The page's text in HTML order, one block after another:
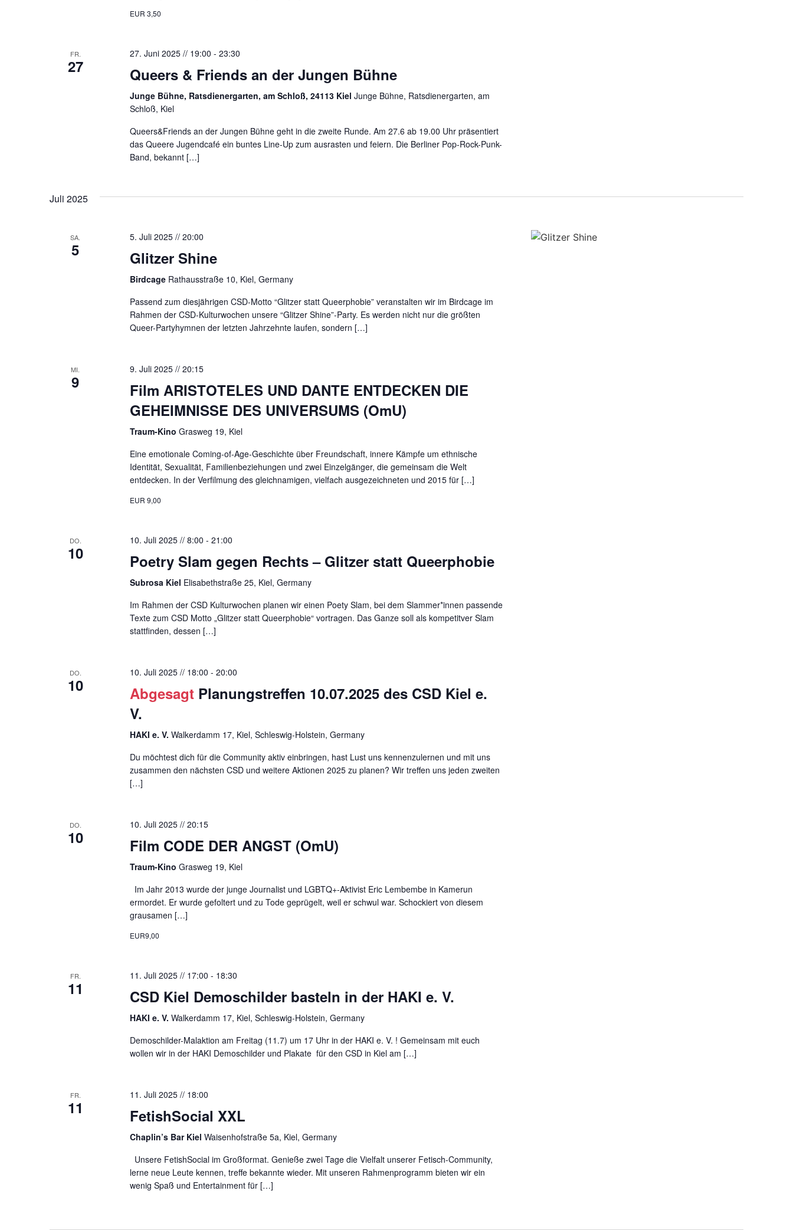
EUR 3,50
FR.
27
27. Juni 2025 // 19:00 - 23:30
Queers & Friends an der Jungen Bühne
Junge Bühne, Ratsdienergarten, am Schloß, 24113 Kiel Junge Bühne, Ratsdienergarten, am
Schloß, Kiel
Queers&Friends an der Jungen Bühne geht in die zweite Runde. Am 27.6 ab 19.00 Uhr präsentiert
das Queere Jugendcafé ein buntes Line-Up zum ausrasten und feiern. Die Berliner Pop-Rock-Punk-
Band, bekannt […]
Juli 2025
SA.
5
5. Juli 2025 // 20:00
Glitzer Shine
Birdcage Rathausstraße 10, Kiel, Germany
Passend zum diesjährigen CSD-Motto “Glitzer statt Queerphobie” veranstalten wir im Birdcage im
Rahmen der CSD-Kulturwochen unsere “Glitzer Shine”-Party. Es werden nicht nur die größten
Queer-Partyhymnen der letzten Jahrzehnte laufen, sondern […]
MI.
9
9. Juli 2025 // 20:15
Film ARISTOTELES UND DANTE ENTDECKEN DIE
GEHEIMNISSE DES UNIVERSUMS (OmU)
Traum-Kino Grasweg 19, Kiel
Eine emotionale Coming-of-Age-Geschichte über Freundschaft, innere Kämpfe um ethnische
Identität, Sexualität, Familienbeziehungen und zwei Einzelgänger, die gemeinsam die Welt
entdecken. In der Verfilmung des gleichnamigen, vielfach ausgezeichneten und 2015 für […]
EUR 9,00
DO.
10
10. Juli 2025 // 8:00 - 21:00
Poetry Slam gegen Rechts – Glitzer statt Queerphobie
Subrosa Kiel Elisabethstraße 25, Kiel, Germany
Im Rahmen der CSD Kulturwochen planen wir einen Poety Slam, bei dem Slammer*innen passende
Texte zum CSD Motto „Glitzer statt Queerphobie“ vortragen. Das Ganze soll als kompetitver Slam
stattfinden, dessen […]
DO.
10
10. Juli 2025 // 18:00 - 20:00
Abgesagt Planungstreffen 10.07.2025 des CSD Kiel e.
V.
HAKI e. V. Walkerdamm 17, Kiel, Schleswig-Holstein, Germany
Du möchtest dich für die Community aktiv einbringen, hast Lust uns kennenzulernen und mit uns
zusammen den nächsten CSD und weitere Aktionen 2025 zu planen? Wir treffen uns jeden zweiten
[…]
DO.
10
10. Juli 2025 // 20:15
Film CODE DER ANGST (OmU)
Traum-Kino Grasweg 19, Kiel
Im Jahr 2013 wurde der junge Journalist und LGBTQ+-Aktivist Eric Lembembe in Kamerun
ermordet. Er wurde gefoltert und zu Tode geprügelt, weil er schwul war. Schockiert von diesem
grausamen […]
EUR9,00
FR.
11
11. Juli 2025 // 17:00 - 18:30
CSD Kiel Demoschilder basteln in der HAKI e. V.
HAKI e. V. Walkerdamm 17, Kiel, Schleswig-Holstein, Germany
Demoschilder-Malaktion am Freitag (11.7) um 17 Uhr in der HAKI e. V. ! Gemeinsam mit euch
wollen wir in der HAKI Demoschilder und Plakate für den CSD in Kiel am […]
FR.
11
11. Juli 2025 // 18:00
FetishSocial XXL
Chaplin’s Bar Kiel Waisenhofstraße 5a, Kiel, Germany
Unsere FetishSocial im Großformat. Genieße zwei Tage die Vielfalt unserer Fetisch-Community,
lerne neue Leute kennen, treffe bekannte wieder. Mit unseren Rahmenprogramm bieten wir ein
wenig Spaß und Entertainment für […]